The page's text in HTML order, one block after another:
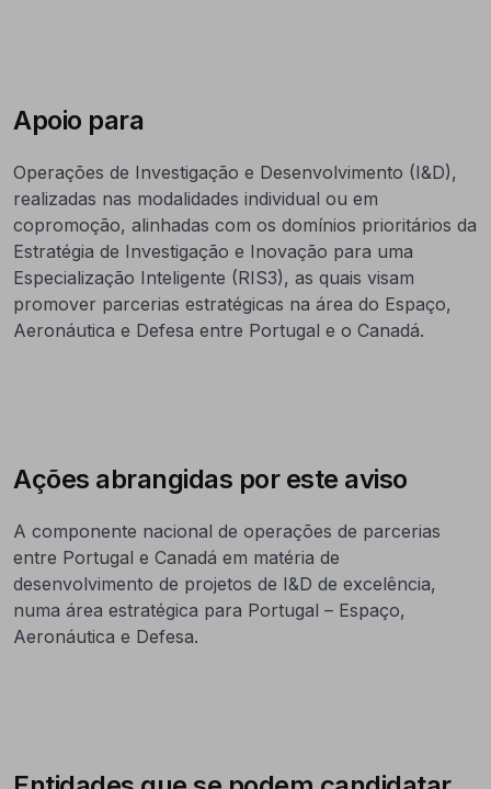
Apoio para
Operações de Investigação e Desenvolvimento (I&D),
realizadas nas modalidades individual ou em
copromoção, alinhadas com os domínios prioritários da
Estratégia de Investigação e Inovação para uma
Especialização Inteligente (RIS3), as quais visam
promover parcerias estratégicas na área do Espaço,
Aeronáutica e Defesa entre Portugal e o Canadá.
Ações abrangidas por este aviso
A componente nacional de operações de parcerias
entre Portugal e Canadá em matéria de
desenvolvimento de projetos de I&D de excelência,
numa área estratégica para Portugal – Espaço,
Aeronáutica e Defesa.